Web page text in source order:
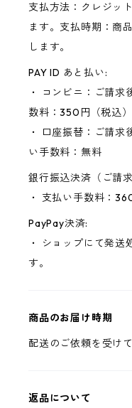
支払方法：クレジッ
ます。支払時期：商
します。
PAY ID あと払い:
・ コンビニ：ご請
数料：350円（税込）
・ 口座振替：ご請求
い手数料：無料
銀行振込決済（ご請
・ 支払い手数料：
PayPay決済:
・ ショップにて発送
す。
商品のお届け時期
配送のご依頼を受け
返品について